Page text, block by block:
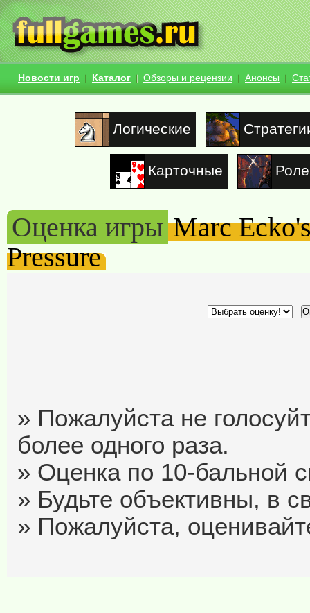
Новости игр Каталог Обзоры и рецензии Анонсы
Логические
Карточные
Оценка игры Marc
Pressure
» Пожалуйста не
более одного раза.
» Оценка по 10-бальной
» Будьте объективны, в
» Пожалуйста,